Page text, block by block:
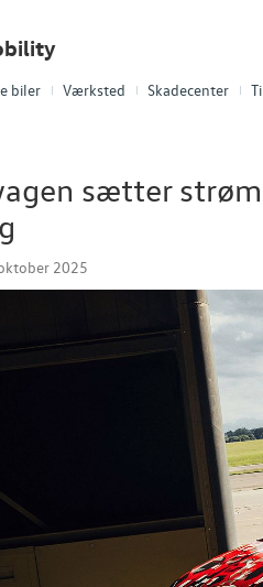
biler Værksted Skadecenter
sætter
2025